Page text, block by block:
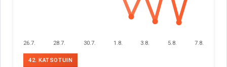
26.7. 28.7. 30.7. 1.8. 3.8. 5.8. 7.8.
42. KATSOTUIN